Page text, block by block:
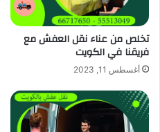
تخلص من عناء نقل العفش مع
فريقنا في الكويت
أغسطس 11, 2023